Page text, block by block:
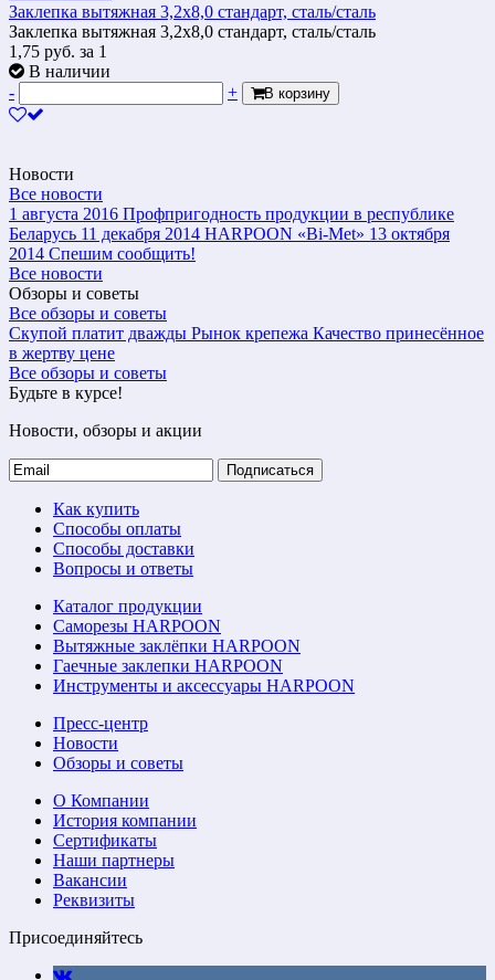
Заклепка вытяжная 3,2х8,0 стандарт, сталь/сталь
Заклепка вытяжная 3,2х8,0 стандарт, сталь/сталь
1,75 руб. за 1
В наличии
-
+ В корзину
Новости
Все новости
1 августа 2016 Профпригодность продукции в республике
Беларусь 11 декабря 2014 HARPOON «Bi-Met» 13 октября
2014 Спешим сообщить!
Все новости
Обзоры и советы
Все обзоры и советы
Скупой платит дважды Рынок крепежа Качество принесённое
в жертву цене
Все обзоры и советы
Будьте в курсе!
Новости, обзоры и акции
Подписаться
Как купить
Способы оплаты
Способы доставки
Вопросы и ответы
Каталог продукции
Саморезы HARPOON
Вытяжные заклёпки HARPOON
Гаечные заклепки HARPOON
Инструменты и аксессуары HARPOON
Пресс-центр
Новости
Обзоры и советы
О Компании
История компании
Сертификаты
Наши партнеры
Вакансии
Реквизиты
Присоединяйтесь